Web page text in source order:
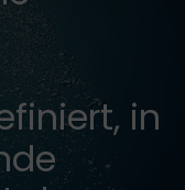
in